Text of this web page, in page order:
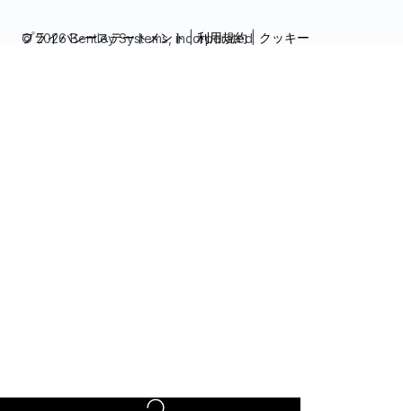
© 2026 Bentley Systems, incorporated
プライバシーステートメント|利用規約| クッキー